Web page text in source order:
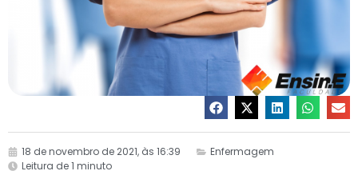
18 de novembro de 2021, às 16:39
Enfermagem
Leitura de 1 minuto